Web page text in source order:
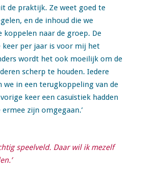
de praktijk. Ze weet goed te
en de inhoud die we
koppelen naar de groep. De
keer per jaar is voor mij het
wordt het ook moeilijk om de
scherp te houden. Iedere
we in een terugkoppeling van de
keer een casuïstiek hadden
zijn omgegaan.’
speelveld. Daar wil ik mezelf